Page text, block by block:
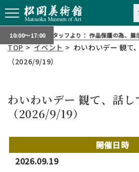
10:00～17:00スタッフより： 作品保護の為、展示
TOP>イベント > わいわいデー 観て
（2026/9/19）
わいわいデー 観て、話し
（2026/9/19）
開催日時
2026.09.19